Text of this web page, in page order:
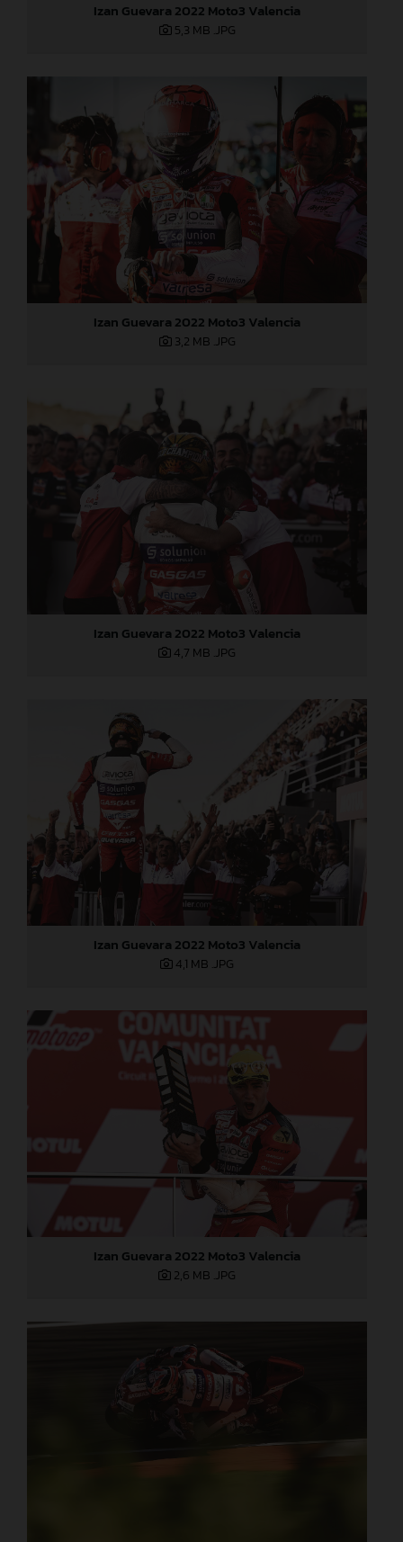
Izan Guevara 2022 Moto3 Valencia
5,3 MB .JPG
Izan Guevara 2022 Moto3 Valencia
3,2 MB .JPG
Izan Guevara 2022 Moto3 Valencia
4,7 MB .JPG
Izan Guevara 2022 Moto3 Valencia
4,1 MB .JPG
Izan Guevara 2022 Moto3 Valencia
2,6 MB .JPG